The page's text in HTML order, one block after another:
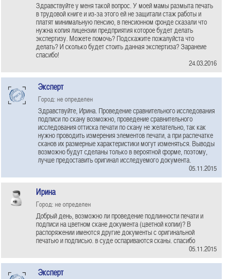
Здравствуйте у меня такой вопрос. У моей мамы размыта печать
в трудовой книге и из-за этого ей не защитали стаж работы и
платят минимальную пенсию, в пенсионном фонде сказали что
нужна копия лицензии предприятия которое будет делать
экспертизу. Можете помочь? Подскажите пожалуйста что
делать? И сколько будет стоить данная экспертиза? Заранеие
спасибо!
24.03.2016
Эксперт
Город: не определен
Здравствуйте, Ирина. Проведение сравнительного исследования
подписи по скану возможно, проведение сравнительного
исследования оттиска печати по скану не желательно, так как
нужно проводить измерения элементов печати, а при распечатке
сканов их размерные характеристики могут изменяться. Выводы
возможно будут сделаны только в вероятной форме, поэтому,
лучше предоставить оригинал исследуемого документа.
05.11.2015
Ирина
Город: не определен
Добрый день, возможно ли проведение подлинности печати и
подписи на цветном скане документа (цветной копии)? В
распоряжении имеются другие документы с оригинальной
печатью и подписью. в суде оспариваются сканы. спасибо
05.11.2015
Эксперт